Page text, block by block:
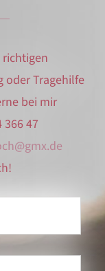
oder Tragehilfe
bei mir
47